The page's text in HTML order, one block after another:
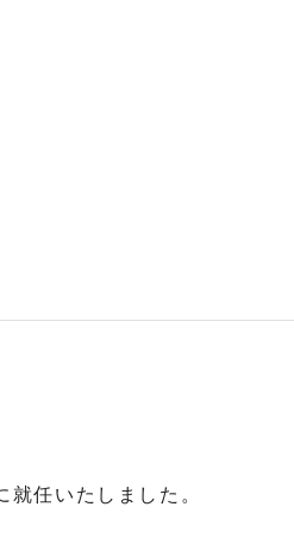
任いたしました。